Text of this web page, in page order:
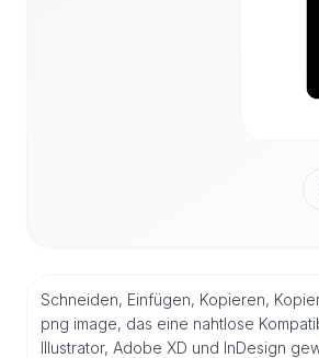
Schneiden, Einfügen, Kopieren,
png image, das eine nahtlose
Illustrator, Adobe XD und InDesign